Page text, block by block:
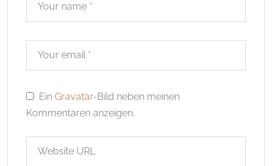
EinGravatar-Bild neben meinen
Kommentaren anzeigen.